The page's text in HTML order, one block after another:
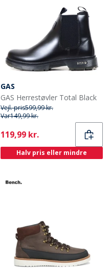
GAS
GAS Herrestøvler Total Black
Vejl. pris599,99 kr.
Var149,99 kr.
Current
119,99 kr.
Halv pris eller mindre